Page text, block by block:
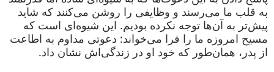
به قلب ما می‌رسند و وظایفی را روشن می‌کنند که شاید
پیش‌تر به آن‌ها توجه نکرده بودیم. این شیوه‌ای است که
مسیح امروزه ما را فرا می‌خواند: دعوتی مداوم به اطاعت
از پدر، همان‌طور که خود او در زندگی‌اش نشان داد.